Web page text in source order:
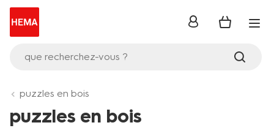
que recherchez-vous ?
se
puzzles en bois
puzzles en bois